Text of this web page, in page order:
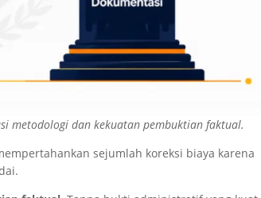
metodologi dan kekuatan pembuktian faktual.
sejumlah koreksi biaya karena